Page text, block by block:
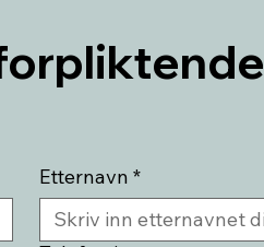
Etternavn *